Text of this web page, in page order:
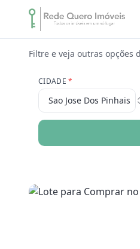
Filtre e veja outras opções
CIDADE*
Sao Jose Dos Pinhais